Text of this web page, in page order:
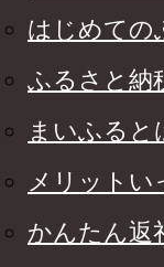
はじめての
ふるさと納
まいふると
メリット
かんたん返